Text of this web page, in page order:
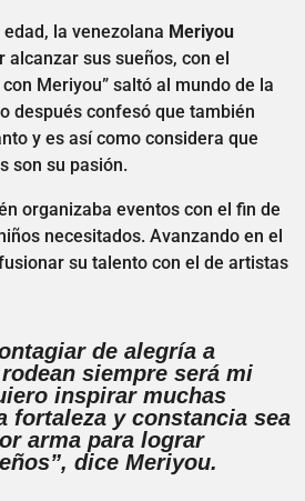
la venezolana Meriyou
alcanzar sus sueños, con el
Meriyou” saltó al mundo de la
después confesó que también
y es así como considera que
son su pasión.
organizaba eventos con el fin de
necesitados. Avanzando en el
su talento con el de artistas
de alegría a
siempre será mi
inspirar muchas
fortaleza y constancia sea
arma para lograr
dice Meriyou.